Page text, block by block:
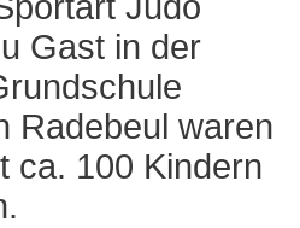
Gast in der
Radebeul waren
ca. 100 Kindern